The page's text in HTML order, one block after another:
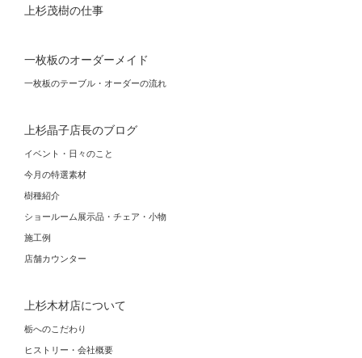
上杉茂樹の仕事
一枚板のオーダーメイド
一枚板のテーブル・オーダーの流れ
上杉晶子店長のブログ
イベント・日々のこと
今月の特選素材
樹種紹介
ショールーム展示品・チェア・小物
施工例
店舗カウンター
上杉木材店について
栃へのこだわり
ヒストリー・会社概要